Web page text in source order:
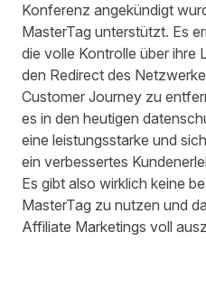
Konferenz angekündigt
MasterTag unterstützt. Es
die volle Kontrolle über ihre
den Redirect des
Customer Journey zu
es in den heutigen
eine leistungsstarke und
ein verbessertes
Es gibt also wirklich keine
MasterTag zu nutzen und
Affiliate Marketings voll